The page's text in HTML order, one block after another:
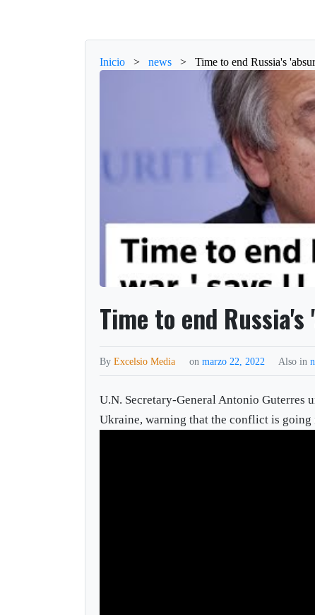
Inicio > news > Time to end Russia's
Time to end
ByExcelsio Media onmarzo 22, 2022 Also in
U.N. Secretary-General Antonio Guterres
Ukraine, warning that the conflict is going